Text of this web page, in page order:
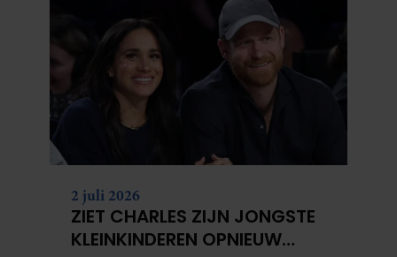
2 juli 2026
ZIET CHARLES ZIJN JONGSTE
KLEINKINDEREN OPNIEUW